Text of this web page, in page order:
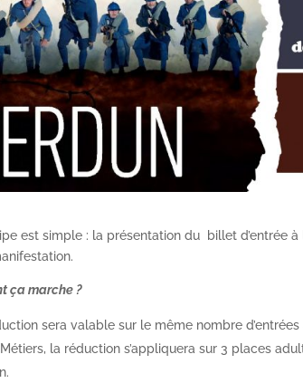
est simple : la présentation du billet d’entrée
ça marche ?
sera valable sur le même nombre
la réduction s’appliquera sur 3 places